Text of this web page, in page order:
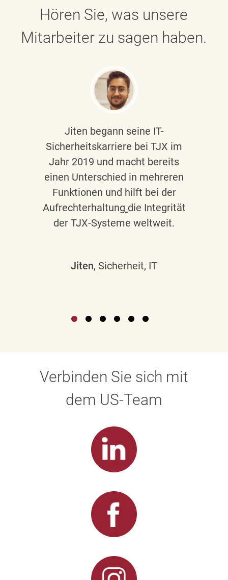
Hören Sie, was unsere
Mitarbeiter zu sagen haben.
Jiten begann seine IT-
Sicherheitskarriere bei TJX im
Jahr 2019 und macht bereits
einen Unterschied in mehreren
Funktionen und hilft bei der
Aufrechterhaltung die Integrität
der TJX-Systeme weltweit.
Jiten, Sicherheit, IT
Verbinden Sie sich mit
dem US-Team